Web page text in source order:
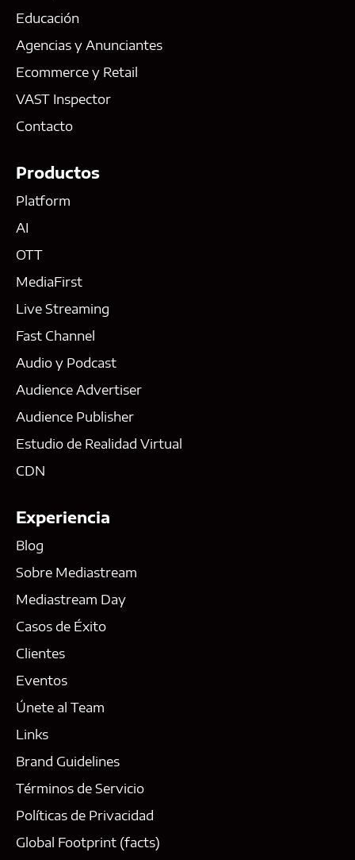
Educación
Agencias y Anunciantes
Ecommerce y Retail
VAST Inspector
Contacto
Productos
Platform
AI
OTT
MediaFirst
Live Streaming
Fast Channel
Audio y Podcast
Audience Advertiser
Audience Publisher
Estudio de Realidad Virtual
CDN
Experiencia
Blog
Sobre Mediastream
Mediastream Day
Casos de Éxito
Clientes
Eventos
Únete al Team
Links
Brand Guidelines
Términos de Servicio
Políticas de Privacidad
Global Footprint (facts)